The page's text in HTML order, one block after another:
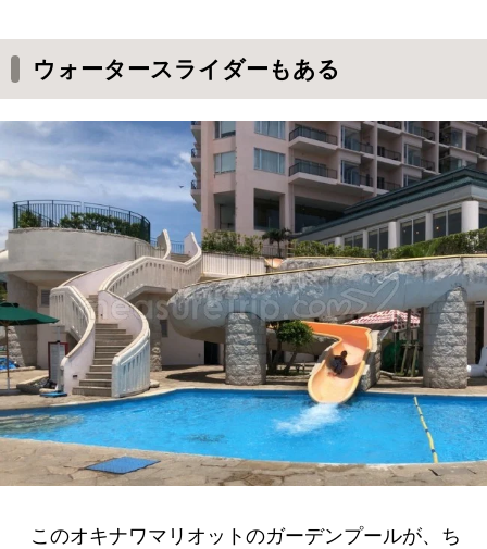
ウォータースライダーもある
このオキナワマリオットのガーデンプールが、ち